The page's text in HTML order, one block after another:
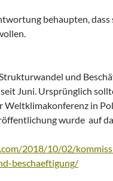
behaupten, dass
und
Juni. Ursprünglich
Weltklimakonferenz in
wurde auf
2018/10/02/
beschaeftigung/